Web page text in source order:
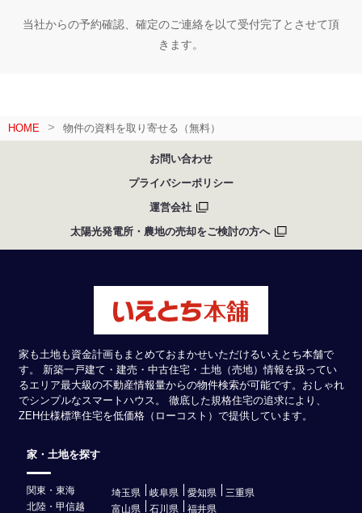
当社からの予約確認、確定のご連絡を以て受付完了とさせて頂
きます。
HOME 物件の資料を取り寄せる（無料）
お問い合わせ
プライバシーポリシー
運営会社
太陽光発電所・農地の売却をご検討の方へ
家も土地も資金計画もまとめておまかせいただけるいえとち本舗で
す。 新築一戸建て・建売・中古住宅・土地（売地）情報を扱ってい
るエリア最大級の不動産情報量からの物件検索が可能です。おしゃれ
でシンプルなスマートハウス。 徹底した規格住宅の追求により、
ZEH仕様標準住宅を低価格（ローコスト）で提供しています。
家・土地を探す
関東・東海 埼玉県 岐阜県 愛知県
三重県
北陸・甲信越
富山県 石川県 福井県